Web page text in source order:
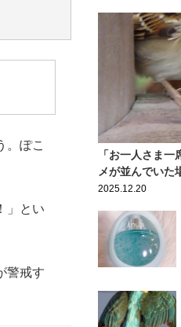
。ぽこ
」とい
警戒す
「お一人さま
メが並んでいた
2025.12.20